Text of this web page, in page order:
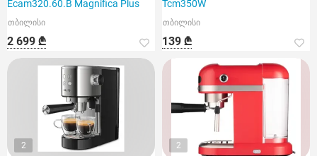
Ecam320.60.B Magnifica Plus
თბილისი
2 699 ₾
Tcm350W
თბილისი
139 ₾
2 2